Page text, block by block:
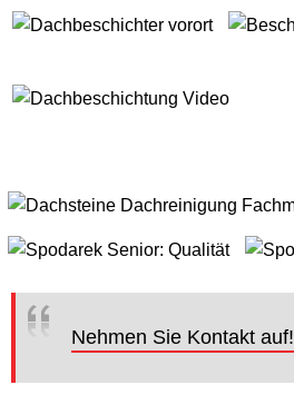
Nehmen Sie Kontakt auf!